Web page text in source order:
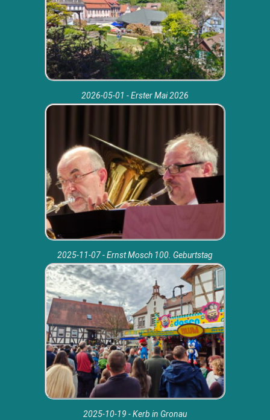
2026-05-01 - Erster Mai 2026
2025-11-07 - Ernst Mosch 100. Geburtstag
2025-10-19 - Kerb in Gronau